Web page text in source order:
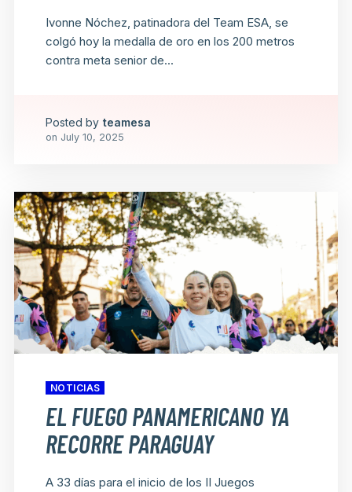
Ivonne Nóchez, patinadora del Team ESA, se
colgó hoy la medalla de oro en los 200 metros
contra meta senior de...
Posted by teamesa
on July 10, 2025
NOTICIAS
EL FUEGO PANAMERICANO YA
RECORRE PARAGUAY
A 33 días para el inicio de los II Juegos